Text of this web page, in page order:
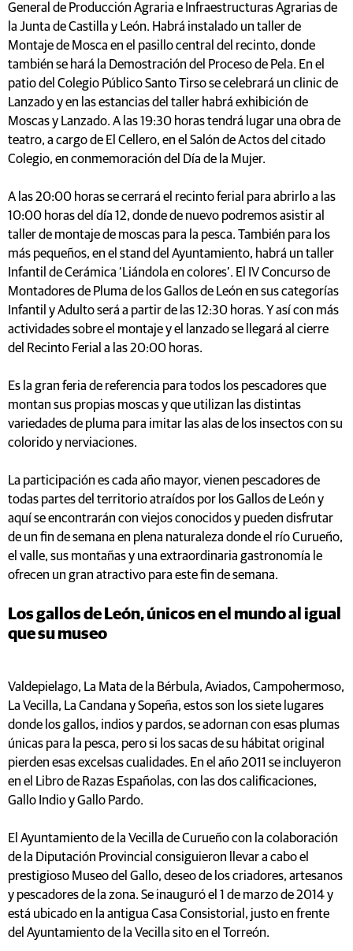
General de Producción Agraria e Infraestructuras Agrarias de
la Junta de Castilla y León. Habrá instalado un taller de
Montaje de Mosca en el pasillo central del recinto, donde
también se hará la Demostración del Proceso de Pela. En el
patio del Colegio Público Santo Tirso se celebrará un clinic de
Lanzado y en las estancias del taller habrá exhibición de
Moscas y Lanzado. A las 19:30 horas tendrá lugar una obra de
teatro, a cargo de El Cellero, en el Salón de Actos del citado
Colegio, en conmemoración del Día de la Mujer.
A las 20:00 horas se cerrará el recinto ferial para abrirlo a las
10:00 horas del día 12, donde de nuevo podremos asistir al
taller de montaje de moscas para la pesca. También para los
más pequeños, en el stand del Ayuntamiento, habrá un taller
Infantil de Cerámica ‘Liándola en colores’. El IV Concurso de
Montadores de Pluma de los Gallos de León en sus categorías
Infantil y Adulto será a partir de las 12:30 horas. Y así con más
actividades sobre el montaje y el lanzado se llegará al cierre
del Recinto Ferial a las 20:00 horas.
Es la gran feria de referencia para todos los pescadores que
montan sus propias moscas y que utilizan las distintas
variedades de pluma para imitar las alas de los insectos con su
colorido y nerviaciones.
La participación es cada año mayor, vienen pescadores de
todas partes del territorio atraídos por los Gallos de León y
aquí se encontrarán con viejos conocidos y pueden disfrutar
de un fin de semana en plena naturaleza donde el río Curueño,
el valle, sus montañas y una extraordinaria gastronomía le
ofrecen un gran atractivo para este fin de semana.
Los gallos de León, únicos en el mundo al igual
que su museo
Valdepielago, La Mata de la Bérbula, Aviados, Campohermoso,
La Vecilla, La Candana y Sopeña, estos son los siete lugares
donde los gallos, indios y pardos, se adornan con esas plumas
únicas para la pesca, pero si los sacas de su hábitat original
pierden esas excelsas cualidades. En el año 2011 se incluyeron
en el Libro de Razas Españolas, con las dos calificaciones,
Gallo Indio y Gallo Pardo.
El Ayuntamiento de la Vecilla de Curueño con la colaboración
de la Diputación Provincial consiguieron llevar a cabo el
prestigioso Museo del Gallo, deseo de los criadores, artesanos
y pescadores de la zona. Se inauguró el 1 de marzo de 2014 y
está ubicado en la antigua Casa Consistorial, justo en frente
del Ayuntamiento de la Vecilla sito en el Torreón.